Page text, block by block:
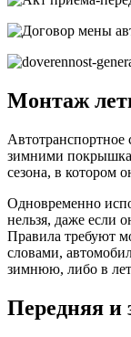
Монтаж
зимними
сезона, в котором
Одновременно
нельзя, даже если
Правила требуют
словами,
зимнюю, либо в
Передняя и